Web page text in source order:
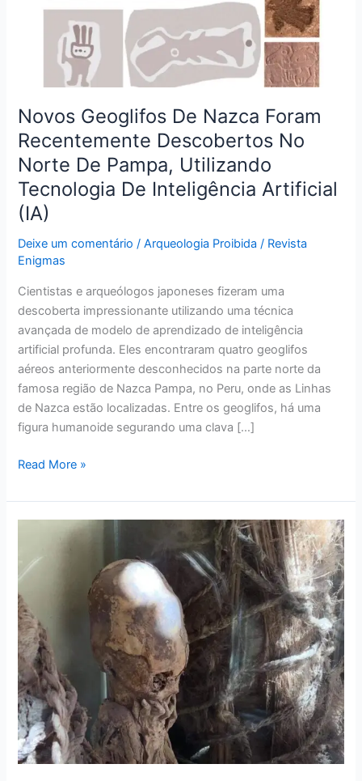
Novos Geoglifos De Nazca Foram
Recentemente Descobertos No
Norte De Pampa, Utilizando
Tecnologia De Inteligência Artificial
(IA)
Deixe um comentário /Arqueologia Proibida / Revista
Enigmas
Cientistas e arqueólogos japoneses fizeram uma
descoberta impressionante utilizando uma técnica
avançada de modelo de aprendizado de inteligência
artificial profunda. Eles encontraram quatro geoglifos
aéreos anteriormente desconhecidos na parte norte da
famosa região de Nazca Pampa, no Peru, onde as Linhas
de Nazca estão localizadas. Entre os geoglifos, há uma
figura humanoide segurando uma clava […]
Recentemente
Descobertos
Pampa,
Utilizando
Tecnologia
Inteligência
Artificial
(IA)
Read More »
Alongados
Absolutamente
Foram
Descobertos
no
Peru